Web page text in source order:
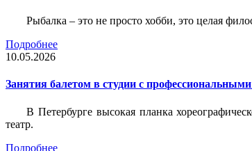
Рыбалка – это не просто хобби, это целая
Подробнее
10.05.2026
Занятия балетом в студии с
В Петербурге высокая планка
театр.
Подробнее